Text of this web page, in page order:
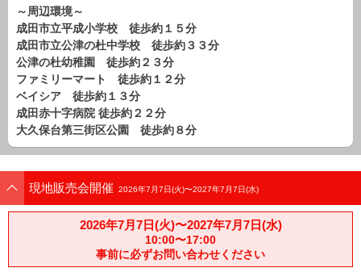
～周辺環境～
成田市立平成小学校 徒歩約１５分
成田市立公津の杜中学校 徒歩約３３分
公津の杜幼稚園 徒歩約２３分
ファミリーマート 徒歩約１２分
ベイシア 徒歩約１３分
成田赤十字病院 徒歩約２２分
大久保台第三街区公園 徒歩約８分
現地販売会開催 2026年7月7日(火)〜2027年7月7日(水)
2026年7月7日(火)〜2027年7月7日(水)
10:00〜17:00
事前に必ずお問い合わせください
新築一戸建
エリアから探す
路線から探す
中古一戸建
エリアから探す
路線から探す
マンション
エリアから探す
路線から探す
土 地
エリアから探す